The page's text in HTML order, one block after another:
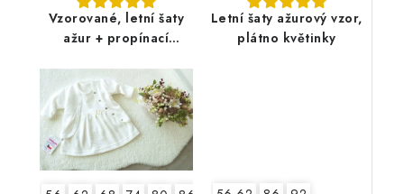
Vzorované, letní šaty
ažur + propínací
Letní šaty ažurový vzor,
plátno květinky